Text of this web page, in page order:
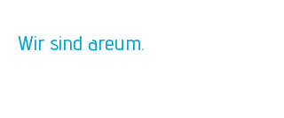
Wir sind areum.